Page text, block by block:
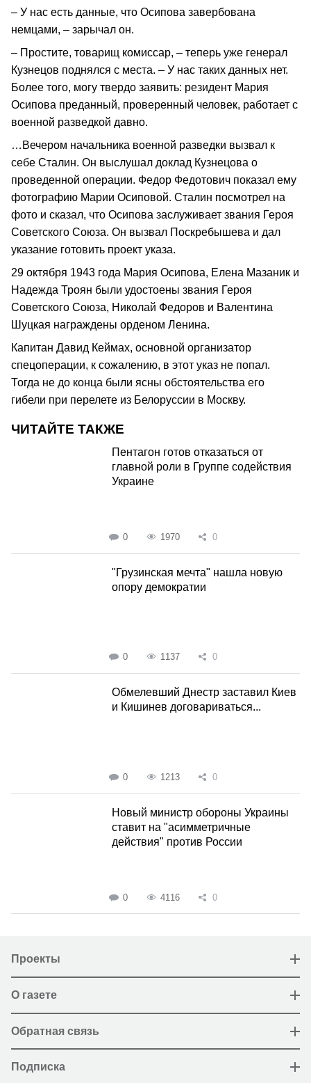
– У нас есть данные, что Осипова завербована
немцами, – зарычал он.
– Простите, товарищ комиссар, – теперь уже генерал
Кузнецов поднялся с места. – У нас таких данных нет.
Более того, могу твердо заявить: резидент Мария
Осипова преданный, проверенный человек, работает с
военной разведкой давно.
…Вечером начальника военной разведки вызвал к
себе Сталин. Он выслушал доклад Кузнецова о
проведенной операции. Федор Федотович показал ему
фотографию Марии Осиповой. Сталин посмотрел на
фото и сказал, что Осипова заслуживает звания Героя
Советского Союза. Он вызвал Поскребышева и дал
указание готовить проект указа.
29 октября 1943 года Мария Осипова, Елена Мазаник и
Надежда Троян были удостоены звания Героя
Советского Союза, Николай Федоров и Валентина
Шуцкая награждены орденом Ленина.
Капитан Давид Кеймах, основной организатор
спецоперации, к сожалению, в этот указ не попал.
Тогда не до конца были ясны обстоятельства его
гибели при перелете из Белоруссии в Москву.
ЧИТАЙТЕ ТАКЖЕ
Пентагон готов отказаться от
главной роли в Группе содействия
Украине
0 1970 0
"Грузинская мечта" нашла новую
опору демократии
0 1137 0
Обмелевший Днестр заставил Киев
и Кишинев договариваться...
0 1213 0
Новый министр обороны Украины
ставит на "асимметричные
действия" против России
0 4116 0
Проекты
О газете
Обратная связь
Подписка